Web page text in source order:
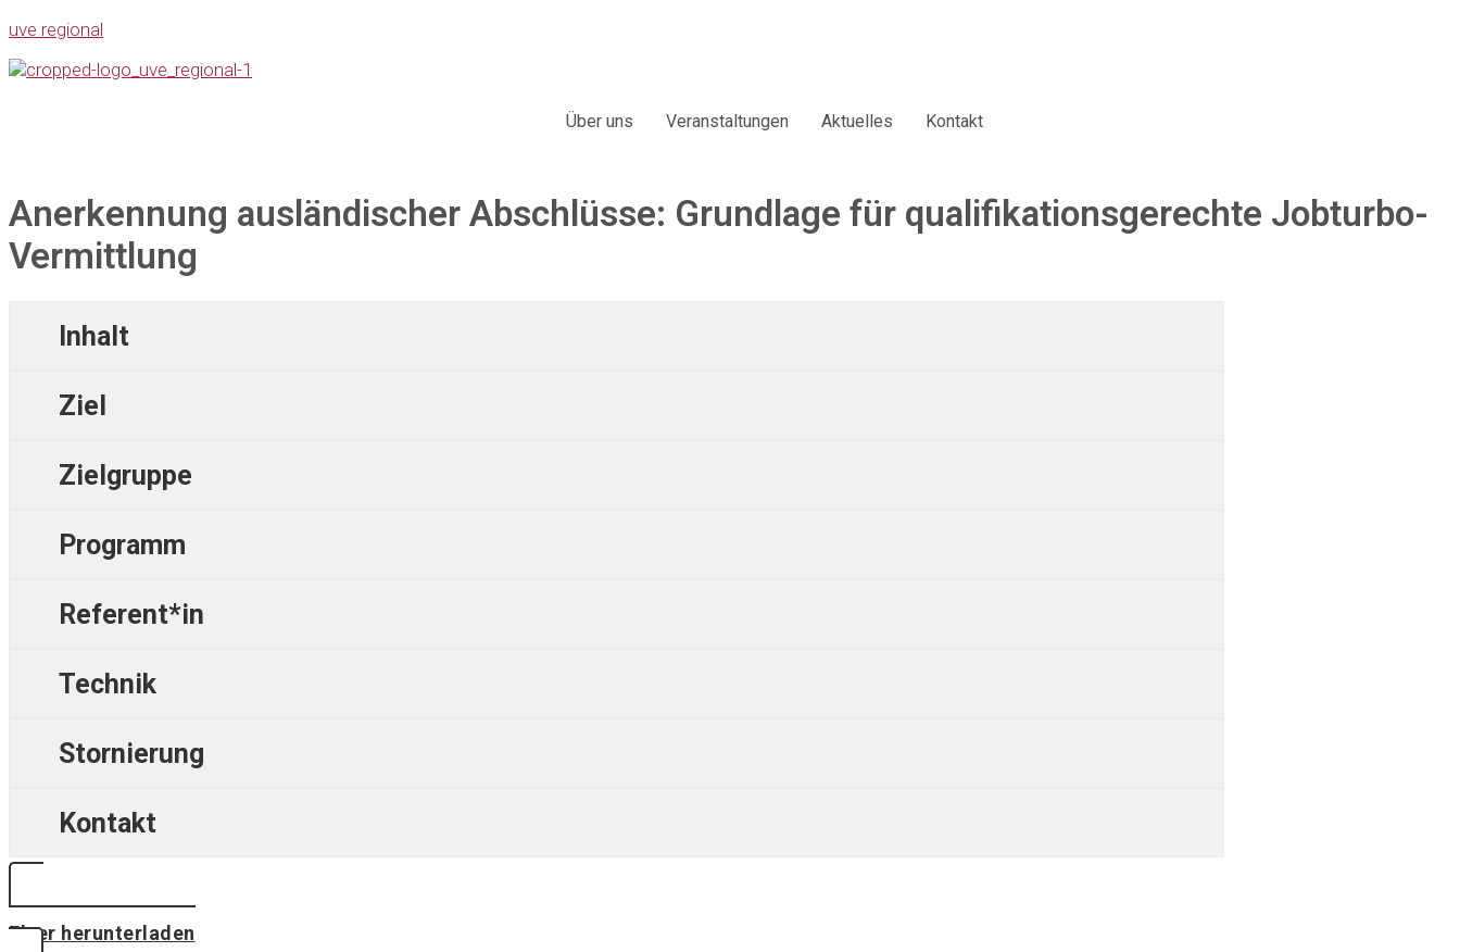
uve regional
Über uns Veranstaltungen Aktuelles Kontakt
Anerkennung ausländischer Abschlüsse: Grundlage für qualifikationsgerechte Jobturbo-
Vermittlung
Inhalt
Ziel
Zielgruppe
Programm
Referent*in
Technik
Stornierung
Kontakt
Flyer herunterladen